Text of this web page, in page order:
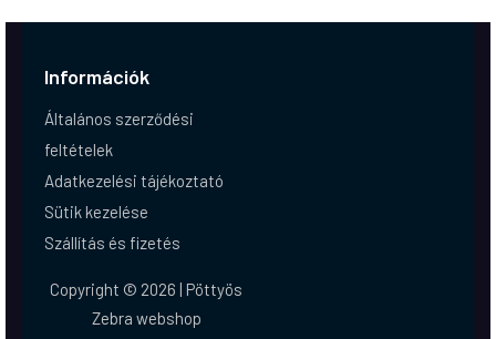
Információk
Általános szerződési
feltételek
Adatkezelési tájékoztató
Sütik kezelése
Szállítás és fizetés
Copyright © 2026 | Pöttyös
Zebra webshop